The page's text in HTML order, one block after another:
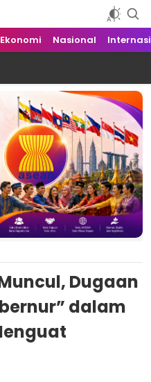
Ekonomi Nasional
Dugaan
dalam